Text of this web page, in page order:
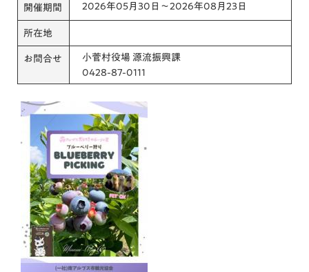
開催期間 2026年05月30日～2026年08月23日
所在地
お問合せ
小菅村役場 源流振興課
0428-87-0111